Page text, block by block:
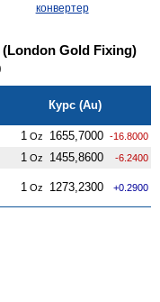
конвертер
(London Gold Fixing)
Курс (Au)
1 Oz 1655,7000 -16.8000
1 Oz 1455,8600 -6.2400
1 Oz 1273,2300 +0.2900